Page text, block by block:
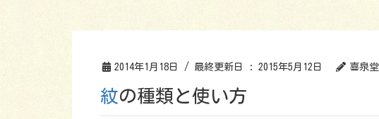
2014年1月18日 / 最終更新日 : 2015年5月12日 喜泉堂
紋の種類と使い方